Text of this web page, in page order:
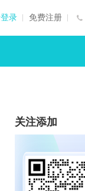
录 免费注册
关注添加